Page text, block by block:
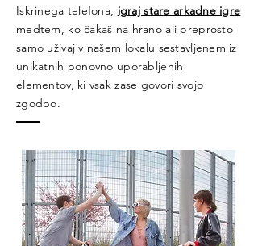
Iskrinega telefona, igraj stare arkadne igre
medtem, ko čakaš na hrano ali preprosto
samo uživaj v našem lokalu sestavljenem iz
unikatnih ponovno uporabljenih
elementov, ki vsak zase govori svojo
zgodbo.